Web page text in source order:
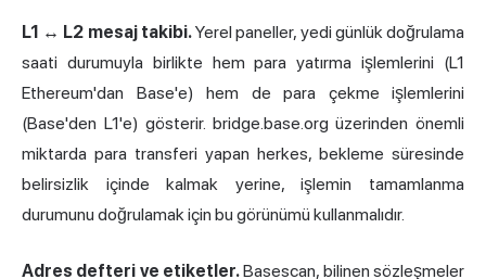
L1 ↔ L2 mesaj takibi.Yerel paneller, yedi günlük doğrulama
saati durumuyla birlikte hem para yatırma işlemlerini (L1
Ethereum'dan Base'e) hem de para çekme işlemlerini
(Base'den L1'e) gösterir. bridge.base.org üzerinden önemli
miktarda para transferi yapan herkes, bekleme süresinde
belirsizlik içinde kalmak yerine, işlemin tamamlanma
durumunu doğrulamak için bu görünümü kullanmalıdır.
Adres defteri ve etiketler.Basescan, bilinen sözleşmeler